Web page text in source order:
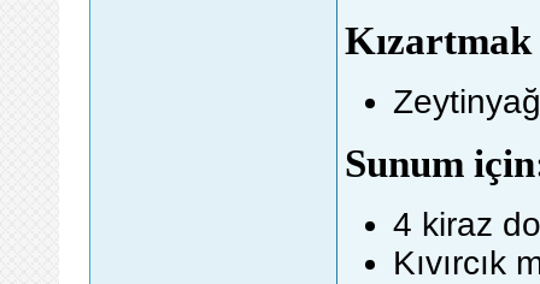
Sunum
4 kiraz
Kıvırcık